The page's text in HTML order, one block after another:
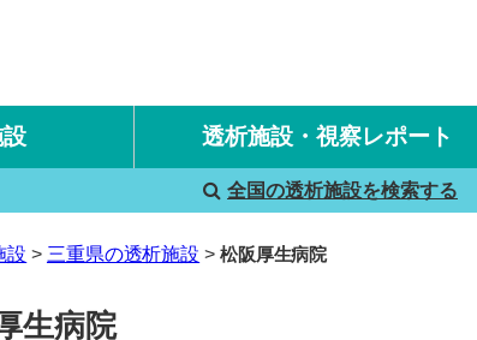
透析施設・視察レポート
国内旅行透析レポート
海外旅行透析レポート
全国の透析施設を検索する
設 三重県の透析施設 松阪厚生病院
生病院